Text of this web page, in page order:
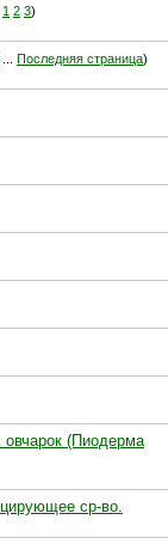
1 2 3)
Последняя страница)
овчарок (Пиодерма
ср-во.